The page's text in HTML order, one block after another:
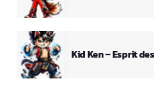
Kid Ken – Esprit